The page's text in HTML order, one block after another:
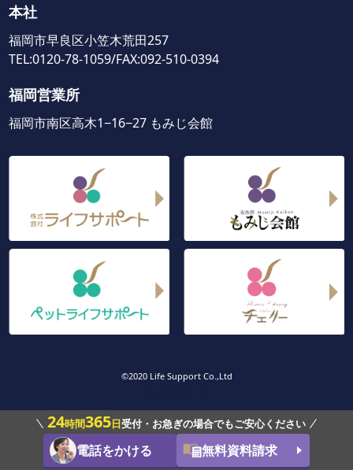
本社
福岡市早良区小笠木荒田257
TEL:0120-78-1059/FAX:092-510-0394
福岡営業所
福岡市南区高木1−16−27 もみじ会館
©2020 Life Support Co.,Ltd
24時間365日受付・お急ぎの場合でもご安心ください
電話をかける 無料資料請求